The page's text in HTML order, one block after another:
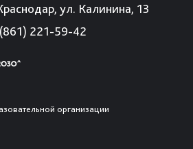
ул. Калинина, 13
221-59-42
организации